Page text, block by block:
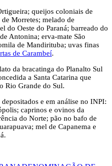
queijos coloniais de
Morretes; melado de
do Oeste do Paraná; barreado do
Antonina; erva-mate São
de Mandirituba; uvas finas
de Carambeí.
da bracatinga do Planalto Sul
a Santa Catarina que
Rio Grande do Sul.
e em análise no INPI:
caprinos e ovinos da
do Norte; pão no bafo de
mel de Capanema e